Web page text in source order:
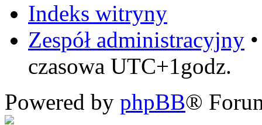
Indeks witryny
Zespół administracyjny
czasowa UTC+1godz.
Powered by phpBB®